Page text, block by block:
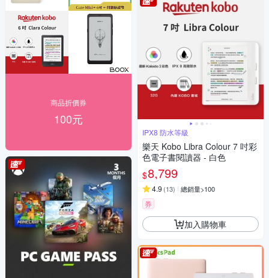
商品折價券
100元
IPX8 防水等級
樂天 Kobo Libra Colour 7 吋彩
色電子書閱讀器 - 白色
$8,799
4.9 (13) 總銷量>100
券
加入購物車